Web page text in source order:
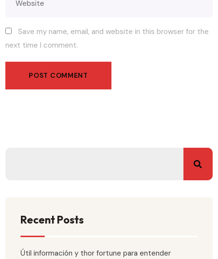
Save my name, email, and website in this browser for the
next time I comment.
Recent Posts
Útil información y thor fortune para entender